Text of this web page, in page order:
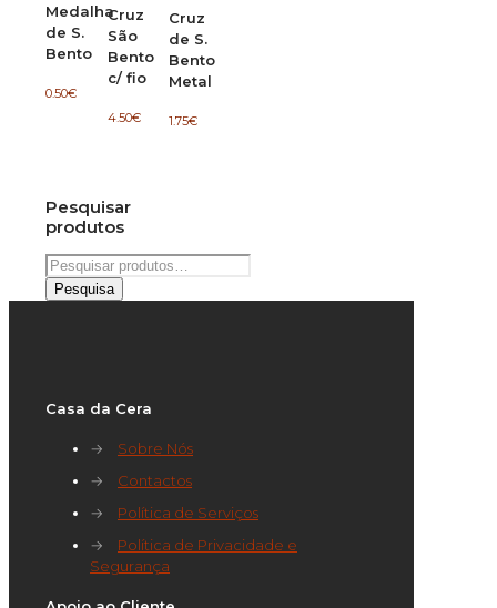
Medalha
de S.
Bento
0.50€
Cruz
São
Bento
c/ fio
4.50€
Cruz
de S.
Bento
Metal
1.75€
Pesquisar
produtos
Pesquisar
por:
Pesquisa
Casa da Cera
→
Sobre Nós
→
Contactos
→
Política de Serviços
→
Política de Privacidade e
Segurança